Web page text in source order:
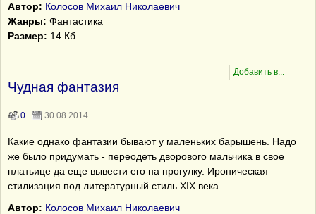
Автор: Колосов Михаил Николаевич
Жанры: Фантастика
Размер: 14 Кб
Чудная фантазия
0 30.08.2014
Какие однако фантазии бывают у маленьких барышень. Надо
же было придумать - переодеть дворового мальчика в свое
платьице да еще вывести его на прогулку. Ироническая
стилизация под литературный стиль XIX века.
Автор: Колосов Михаил Николаевич